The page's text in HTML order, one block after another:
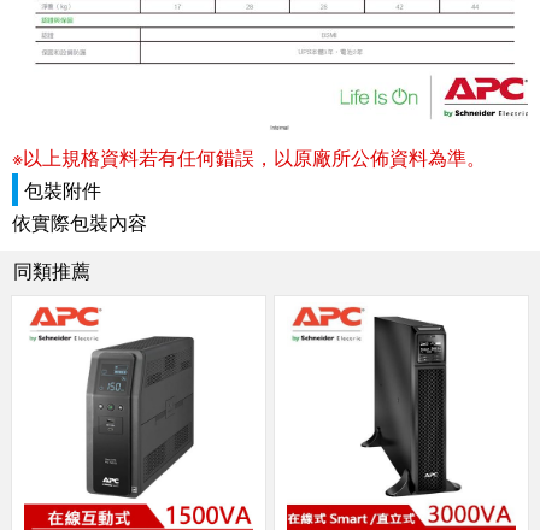
※以上規格資料若有任何錯誤，以原廠所公佈資料為準。
包裝附件
依實際包裝內容
同類推薦